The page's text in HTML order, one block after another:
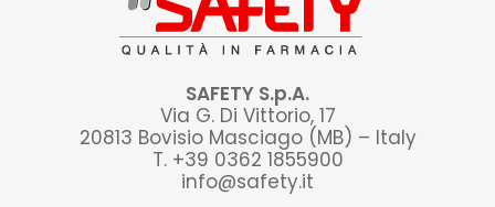
SAFETY S.p.A.
Via G. Di Vittorio, 17
20813 Bovisio Masciago (MB) – Italy
T. +39 0362 1855900
info@safety.it